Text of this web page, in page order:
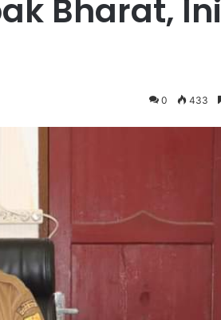
Bharat, Ini
0 433